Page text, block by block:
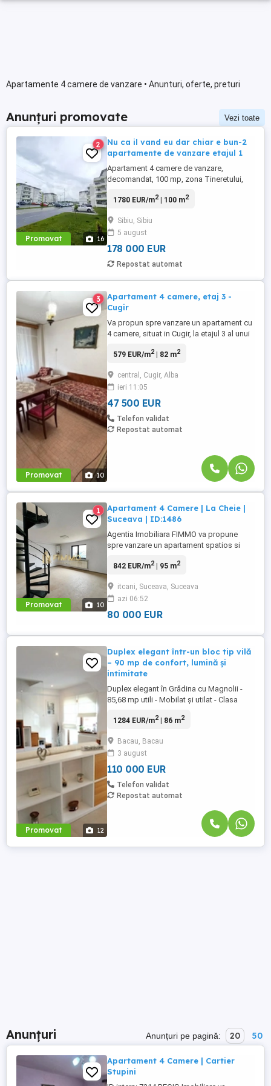
Apartamente 4 camere de vanzare • Anunturi, oferte, preturi
Anunțuri promovate Vezi toate
Promovat 16
2
Nu ca il vand eu dar chiar e bun-2
apartamente de vanzare etajul 1
Apartament 4 camere de vanzare,
decomandat, 100 mp, zona Tineretului,
si spatios pentru o familie numeroasa?
Doriti sa continuati modalitatea actuala de
exploatare si sa aveti chiriasi de calitate
intr-un singur loc? Iar ...
1780 EUR/m2| 100 m2
Sibiu, Sibiu
5 august
178 000 EUR
Repostat automat
Promovat 10
3
Apartament 4 camere, etaj 3 -
Cugir
Va propun spre vanzare un apartament cu
4 camere, situat in Cugir, la etajul 3 al unui
suprafata utila de 82 mp si beneficiaza de
Apartamentul este alcatuit din: living
spatios, 3 dormitoare, bucatarie, debara,
camara, 2 ...
579 EUR/m2| 82 m2
central, Cugir, Alba
ieri 11:05
47 500 EUR
Telefon validat
Repostat automat
Promovat 10
1
Apartament 4 Camere | La Cheie |
Suceava | ID:1486
Agentia Imobiliara FIMMO va propune
spre vanzare un apartament spatios si
niveluri, situat in cartierul Itcani ndash;
accesibila. Proprietatea are o suprafata
utila de 95 mp si o suprafata totala de 98
mp, oferind un spatiu confortabil ...
842 EUR/m2| 95 m2
itcani, Suceava, Suceava
azi 06:52
80 000 EUR
Promovat 12
Duplex elegant într-un bloc tip vilă
– 90 mp de confort, lumină și
intimitate
Duplex elegant în Grădina cu Magnolii -
85,68 mp utili - Mobilat și utilat - Clasa
unei case, dar avantajele unui apartament
alegerea potrivită. Situat în cartierul
Grădina cu Magnolii, zona Gherăiești –
Bacău, acest duplex impresionează ...
1284 EUR/m2| 86 m2
Bacau, Bacau
3 august
110 000 EUR
Telefon validat
Repostat automat
Anunțuri Anunțuri pe pagină: 20 50
Apartament 4 Camere | Cartier
Stupini